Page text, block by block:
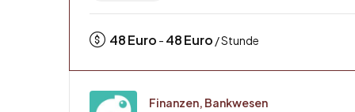
48Euro - 48Euro / Stunde
Finanzen, Bankwesen